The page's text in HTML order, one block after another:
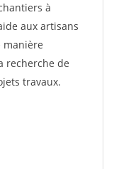
à
aux artisans
manière
recherche de
travaux.